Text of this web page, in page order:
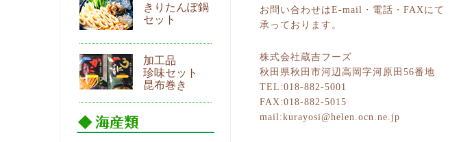
きりたんぽ鍋
セット
加工品
珍味セット
昆布巻き
お問い合わせはE-mail・電話・FAXにて
承っております。
株式会社蔵吉フーズ
秋田県秋田市河辺高岡字河原田56番地
TEL:018-882-5001
FAX:018-882-5015
mail:kurayosi@helen.ocn.ne.jp